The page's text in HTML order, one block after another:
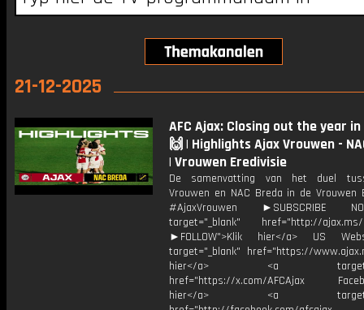
21-12-2025
AFC Ajax: Closing out the year
🙌 | Highlights Ajax Vrouwen -
| Vrouwen Eredivisie
De samenvatting van het duel
Vrouwen en NAC Breda in de Vrouwen
#AjaxVrouwen ►SUBSCRIBE
target="_blank" href="http://ajax.ms/
►FOLLOW">Klik hier</a> US
target="_blank" href="https://
hier</a> <a
href="https://x.com/AFCAjax
hier</a> <a